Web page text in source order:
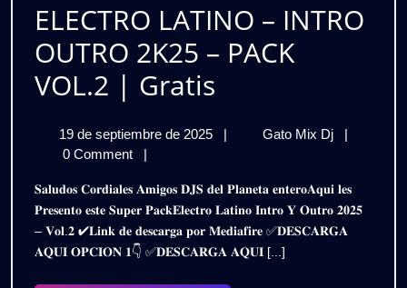
ELECTRO LATINO – INTRO
OUTRO 2K25 – PACK
VOL.2 | Gratis
–
INTRO
OUTRO
2K25
–
19 de septiembre de 2025
19
de
2025
| Gato Mix Dj
ELECTRO
INTRO
OUTRO
2K25
|
0 Comment
|
𝐒𝐚𝐥𝐮𝐝𝐨𝐬 𝐂𝐨𝐫𝐝𝐢𝐚𝐥𝐞𝐬 𝐀𝐦𝐢𝐠𝐨𝐬 𝐃𝐉𝐒 𝐝𝐞𝐥 𝐏𝐥𝐚𝐧𝐞𝐭𝐚 𝐞𝐧𝐭𝐞𝐫𝐨𝐀𝐪𝐮𝐢 𝐥𝐞𝐬
𝐏𝐫𝐞𝐬𝐞𝐧𝐭𝐨 𝐞𝐬𝐭𝐞 𝐒𝐮𝐩𝐞𝐫 𝐏𝐚𝐜𝐤𝐄𝐥𝐞𝐜𝐭𝐫𝐨 𝐋𝐚𝐭𝐢𝐧𝐨 𝐈𝐧𝐭𝐫𝐨 𝐘 𝐎𝐮𝐭𝐫𝐨 𝟐𝟎𝟐𝟓
– 𝐕𝐨𝐥.𝟐 ✔𝐋𝐢𝐧𝐤 𝐝𝐞 𝐝𝐞𝐬𝐜𝐚𝐫𝐠𝐚 𝐩𝐨𝐫 𝐌𝐞𝐝𝐢𝐚𝐟𝐢𝐫𝐞 ✅𝐃𝐄𝐒𝐂𝐀𝐑𝐆𝐀
𝐀𝐐𝐔𝐈 𝐎𝐏𝐂𝐈𝐎𝐍 𝟏👇 ✅𝐃𝐄𝐒𝐂𝐀𝐑𝐆𝐀 𝐀𝐐𝐔𝐈 [...]